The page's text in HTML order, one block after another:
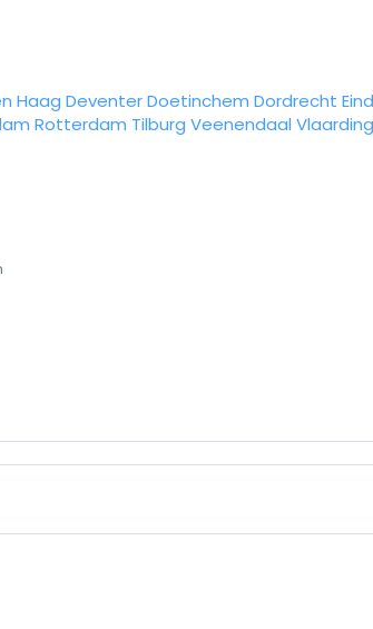
Haag DeventerDoetinchem Dordrecht
Rotterdam Tilburg Veenendaal